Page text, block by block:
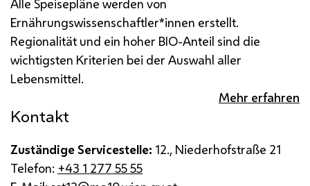
Alle Speisepläne werden von
Ernährungswissenschaftler*innen erstellt.
Regionalität und ein hoher BIO-Anteil sind die
wichtigsten Kriterien bei der Auswahl aller
Lebensmittel.
Mehr erfahren
Kontakt
Zuständige Servicestelle: 12., Niederhofstraße 21
Telefon: +43 1 277 55 55